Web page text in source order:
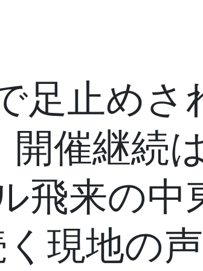
足止めさ
開催継続
飛来の中
現地の